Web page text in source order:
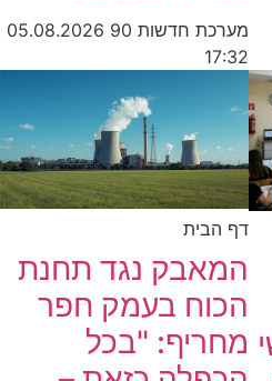
מערכת חדשות 90
05.08.2026
17:32
דף הבית
המאבק נגד תחנת
הכוח בעמק חפר
מחריף: "בכל